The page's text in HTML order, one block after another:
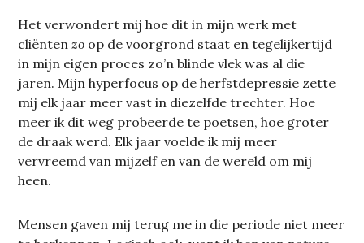
Het verwondert mij hoe dit in mijn werk met
cliëntenzo op de voorgrond staat en tegelijkertijd
in mijn eigen proces zo’n blinde vlek was al die
jaren. Mijn hyperfocus op de herfstdepressie zette
mij elk jaar meer vast in diezelfde trechter. Hoe
meer ik dit weg probeerde te poetsen, hoe groter
de draak werd. Elk jaar voelde ik mij meer
vervreemd van mijzelf en van de wereld om mij
heen.
Mensen gaven mij terug me in die periode niet meer